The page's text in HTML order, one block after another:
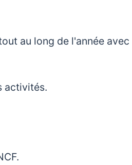
au long de l'année avec
activités.